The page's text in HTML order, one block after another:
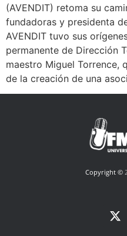
(AVENDIT) retoma su
fundadoras y presidenta
AVENDIT tuvo sus
permanente de Dirección
maestro Miguel Torrence,
de la creación de una
Copyright ©